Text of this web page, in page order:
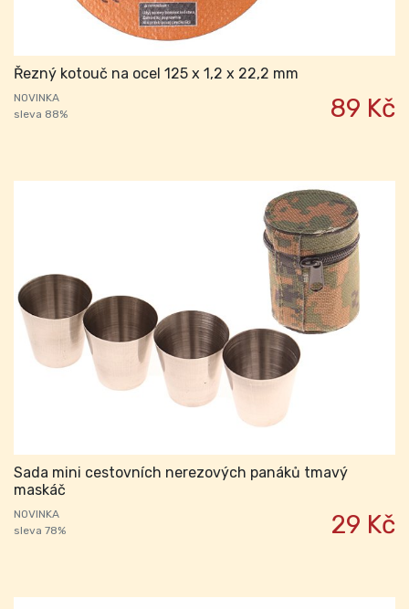
Řezný kotouč na ocel 125 x 1,2 x 22,2 mm
NOVINKA
sleva 88%
89 Kč
Sada mini cestovních nerezových panáků tmavý
maskáč
NOVINKA
sleva 78%
29 Kč